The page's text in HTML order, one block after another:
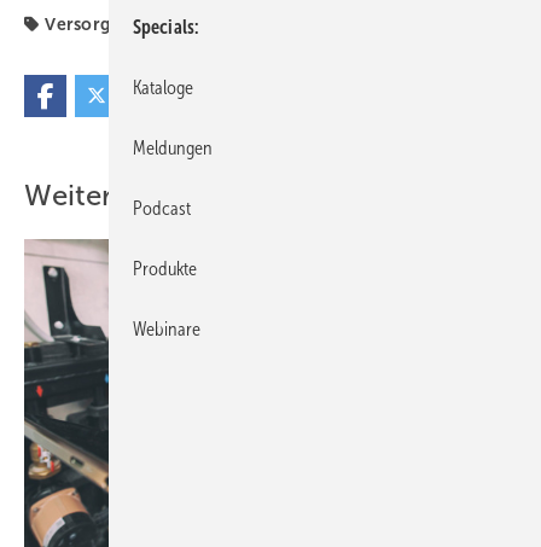
Versorgungssicherheit
Weitere Inhalte
Specials
Kataloge
Meldungen
Podcast
Produkte
Webinare